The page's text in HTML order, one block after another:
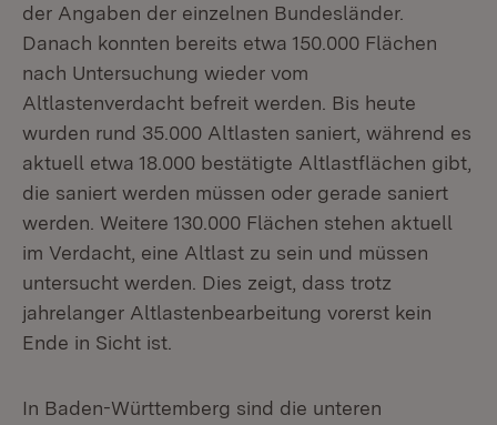
der Angaben der einzelnen Bundesländer.
Danach konnten bereits etwa 150.000 Flächen
nach Untersuchung wieder vom
Altlastenverdacht befreit werden. Bis heute
wurden rund 35.000 Altlasten saniert, während es
aktuell etwa 18.000 bestätigte Altlastflächen gibt,
die saniert werden müssen oder gerade saniert
werden. Weitere 130.000 Flächen stehen aktuell
im Verdacht, eine Altlast zu sein und müssen
untersucht werden. Dies zeigt, dass trotz
jahrelanger Altlastenbearbeitung vorerst kein
Ende in Sicht ist.
In Baden-Württemberg sind die unteren